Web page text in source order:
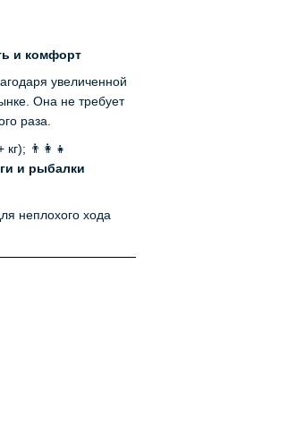
и комфорт
увеличенной
Она не требует
раза.
кг); 👨‍👩‍👧
и рыбалки
неплохого хода